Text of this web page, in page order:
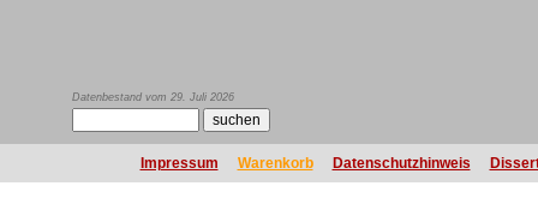
Datenbestand vom 29. Juli 2026
Impressum Warenkorb Datenschutzhinweis